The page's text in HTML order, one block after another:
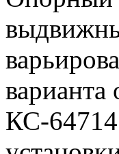
варианта
КС-